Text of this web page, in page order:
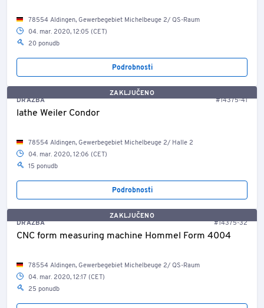
78554 Aldingen, Gewerbegebiet Michelbeuge 2/ QS-Raum
04. mar. 2020, 12:05 (CET)
20 ponudb
Podrobnosti
ZAKLJUČENO
DRAŽBA
#14375-41
lathe Weiler Condor
78554 Aldingen, Gewerbegebiet Michelbeuge 2/ Halle 2
04. mar. 2020, 12:06 (CET)
15 ponudb
Podrobnosti
ZAKLJUČENO
DRAŽBA
#14375-32
CNC form measuring machine Hommel Form 4004
78554 Aldingen, Gewerbegebiet Michelbeuge 2/ QS-Raum
04. mar. 2020, 12:17 (CET)
25 ponudb